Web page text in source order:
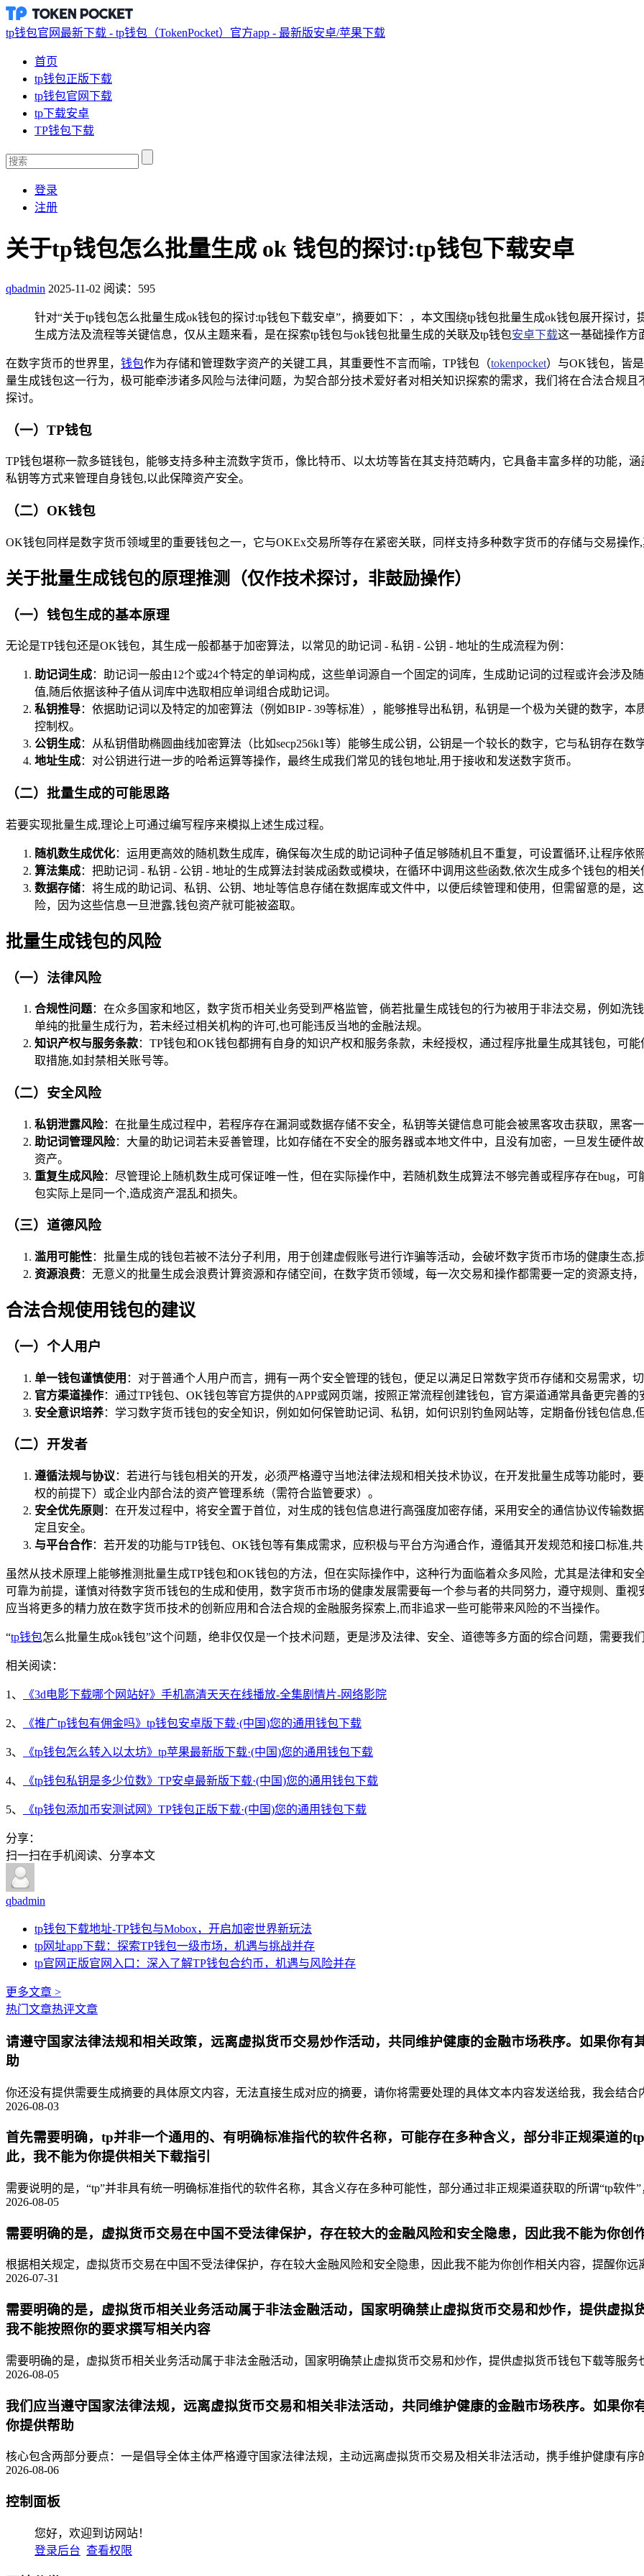
tp钱包官网最新下载 - tp钱包（TokenPocket）官方app - 最新版安卓/苹果下载
首页
tp钱包正版下载
tp钱包官网下载
tp下载安卓
TP钱包下载
登录
注册
关于tp钱包怎么批量生成 ok 钱包的探讨:tp钱包下载安卓
qbadmin 2025-11-02 阅读：595
针对“关于tp钱包怎么批量生成ok钱包的探讨:tp钱包下载安卓”，摘要如下：，本文围绕tp钱包批量生成ok钱包展开探讨
生成方法及流程等关键信息，仅从主题来看，是在探索tp钱包与ok钱包批量生成的关联及tp钱包安卓下载这一基础操作方
在数字货币的世界里， 钱包作为存储和管理数字资产的关键工具，其重要性不言而喻，TP钱包（tokenpocket）与OK钱包，皆
量生成钱包这一行为，极可能牵涉诸多风险与法律问题，为契合部分技术爱好者对相关知识探索的需求，我们将在合法合规
探讨。
（一）TP钱包
TP钱包堪称一款多链钱包，能够支持多种主流数字货币，像比特币、以太坊等皆在其支持范畴内，它具备丰富多样的功能，
私钥等方式来管理自身钱包,以此保障资产安全。
（二）OK钱包
OK钱包同样是数字货币领域里的重要钱包之一，它与OKEx交易所等存在紧密关联，同样支持多种数字货币的存储与交易操作
关于批量生成钱包的原理推测（仅作技术探讨，非鼓励操作）
（一）钱包生成的基本原理
无论是TP钱包还是OK钱包，其生成一般都基于加密算法，以常见的助记词 - 私钥 - 公钥 - 地址的生成流程为例：
助记词生成：助记词一般由12个或24个特定的单词构成，这些单词源自一个固定的词库，生成助记词的过程或许会涉及
值,随后依据该种子值从词库中选取相应单词组合成助记词。
私钥推导：依据助记词以及特定的加密算法（例如BIP - 39等标准），能够推导出私钥，私钥是一个极为关键的数字，
控制权。
公钥生成：从私钥借助椭圆曲线加密算法（比如secp256k1等）能够生成公钥，公钥是一个较长的数字，它与私钥存在数
地址生成：对公钥进行进一步的哈希运算等操作，最终生成我们常见的钱包地址,用于接收和发送数字货币。
（二）批量生成的可能思路
若要实现批量生成,理论上可通过编写程序来模拟上述生成过程。
随机数生成优化：运用更高效的随机数生成库，确保每次生成的助记词种子值足够随机且不重复，可设置循环,让程序依
算法集成：把助记词 - 私钥 - 公钥 - 地址的生成算法封装成函数或模块，在循环中调用这些函数,依次生成多个钱包的相关
数据存储：将生成的助记词、私钥、公钥、地址等信息存储在数据库或文件中，以便后续管理和使用，但需留意的是，
险，因为这些信息一旦泄露,钱包资产就可能被盗取。
批量生成钱包的风险
（一）法律风险
合规性问题：在众多国家和地区，数字货币相关业务受到严格监管，倘若批量生成钱包的行为被用于非法交易，例如洗
单纯的批量生成行为，若未经过相关机构的许可,也可能违反当地的金融法规。
知识产权与服务条款：TP钱包和OK钱包都拥有自身的知识产权和服务条款，未经授权，通过程序批量生成其钱包，可
取措施,如封禁相关账号等。
（二）安全风险
私钥泄露风险：在批量生成过程中，若程序存在漏洞或数据存储不安全，私钥等关键信息可能会被黑客攻击获取，黑客
助记词管理风险：大量的助记词若未妥善管理，比如存储在不安全的服务器或本地文件中，且没有加密，一旦发生硬件
资产。
重复生成风险：尽管理论上随机数生成可保证唯一性，但在实际操作中，若随机数生成算法不够完善或程序存在bug，
包实际上是同一个,造成资产混乱和损失。
（三）道德风险
滥用可能性：批量生成的钱包若被不法分子利用，用于创建虚假账号进行诈骗等活动，会破坏数字货币市场的健康生态,
资源浪费：无意义的批量生成会浪费计算资源和存储空间，在数字货币领域，每一次交易和操作都需要一定的资源支持
合法合规使用钱包的建议
（一）个人用户
单一钱包谨慎使用 ：对于普通个人用户而言，拥有一两个安全管理的钱包，便足以满足日常数字货币存储和交易需求，
官方渠道操作：通过TP钱包、OK钱包等官方提供的APP或网页端，按照正常流程创建钱包，官方渠道通常具备更完善的
安全意识培养：学习数字货币钱包的安全知识，例如如何保管助记词、私钥，如何识别钓鱼网站等，定期备份钱包信息,
（二）开发者
遵循法规与协议 ：若进行与钱包相关的开发，必须严格遵守当地法律法规和相关技术协议，在开发批量生成等功能时，
权的前提下）或企业内部合法的资产管理系统（需符合监管要求）。
安全优先原则 ：在开发过程中，将安全置于首位，对生成的钱包信息进行高强度加密存储，采用安全的通信协议传输数
定且安全。
与平台合作：若开发的功能与TP钱包、OK钱包等有集成需求，应积极与平台方沟通合作，遵循其开发规范和接口标准,
虽然从技术原理上能够推测批量生成TP钱包和OK钱包的方法，但在实际操作中，这种行为面临着众多风险，尤其是法律和
可靠为前提，谨慎对待数字货币钱包的生成和使用，数字货币市场的健康发展需要每一个参与者的共同努力，遵守规则、重
应当将更多的精力放在数字货币技术的创新应用和合法合规的金融服务探索上,而非追求一些可能带来风险的不当操作。
“tp钱包怎么批量生成ok钱包”这个问题，绝非仅仅是一个技术问题，更是涉及法律、安全、道德等多方面的综合问题，需要我
相关阅读：
1、 《3d电影下载哪个网站好》手机高清天天在线播放-全集剧情片-网络影院
2、 《推广tp钱包有佣金吗》tp钱包安卓版下载·(中国)您的通用钱包下载
3、 《tp钱包怎么转入以太坊》tp苹果最新版下载·(中国)您的通用钱包下载
4、 《tp钱包私钥是多少位数》TP安卓最新版下载·(中国)您的通用钱包下载
5、 《tp钱包添加币安测试网》TP钱包正版下载·(中国)您的通用钱包下载
分享：
扫一扫在手机阅读、分享本文
qbadmin
tp钱包下载地址-TP钱包与Mobox，开启加密世界新玩法
tp网址app下载：探索TP钱包一级市场，机遇与挑战并存
tp官网正版官网入口：深入了解TP钱包合约币，机遇与风险并存
更多文章 >
热门文章热评文章
请遵守国家法律法规和相关政策，远离虚拟货币交易炒作活动，共同维护健康的金融市场秩序。如果你
助
你还没有提供需要生成摘要的具体原文内容，无法直接生成对应的摘要，请你将需要处理的具体文本内容发送给我，我会结合
2026-08-03
首先需要明确，tp并非一个通用的、有明确标准指代的软件名称，可能存在多种含义，部分非正规渠道的
此，我不能为你提供相关下载指引
需要说明的是，“tp”并非具有统一明确标准指代的软件名称，其含义存在多种可能性，部分通过非正规渠道获取的所谓“tp软件
2026-08-05
需要明确的是，虚拟货币交易在中国不受法律保护，存在较大的金融风险和安全隐患，因此我不能为你创
根据相关规定，虚拟货币交易在中国不受法律保护，存在较大金融风险和安全隐患，因此我不能为你创作相关内容，提醒你
2026-07-31
需要明确的是，虚拟货币相关业务活动属于非法金融活动，国家明确禁止虚拟货币交易和炒作，提供虚拟
我不能按照你的要求撰写相关内容
需要明确的是，虚拟货币相关业务活动属于非法金融活动，国家明确禁止虚拟货币交易和炒作，提供虚拟货币钱包下载等服
2026-08-05
我们应当遵守国家法律法规，远离虚拟货币交易和相关非法活动，共同维护健康的金融市场秩序。如果你
你提供帮助
核心包含两部分要点：一是倡导全体主体严格遵守国家法律法规，主动远离虚拟货币交易及相关非法活动，携手维护健康有
2026-08-06
控制面板
您好，欢迎到访网站！
登录后台 查看权限